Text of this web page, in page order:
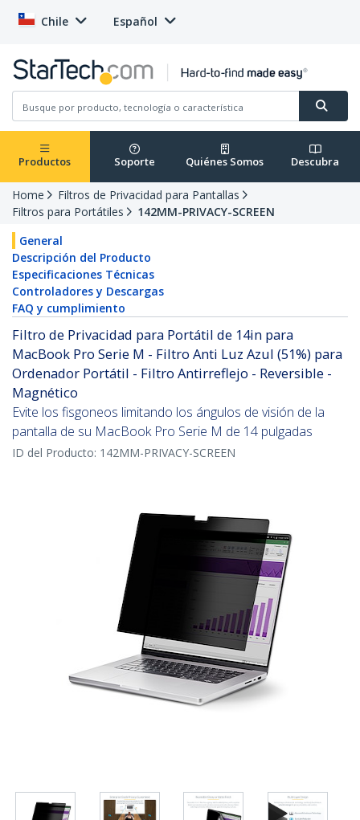
Chile Español
Productos Soporte Quiénes Somos Descubra
Home
Filtros de Privacidad para Pantallas
Filtros para Portátiles
142MM-PRIVACY-SCREEN
General
Descripción del Producto
Especificaciones Técnicas
Controladores y Descargas
FAQ y cumplimiento
Filtro de Privacidad para Portátil de 14in para
MacBook Pro Serie M - Filtro Anti Luz Azul (51%) para
Ordenador Portátil - Filtro Antirreflejo - Reversible -
Magnético
Evite los fisgoneos limitando los ángulos de visión de la
pantalla de su MacBook Pro Serie M de 14 pulgadas
ID del Producto: 142MM-PRIVACY-SCREEN